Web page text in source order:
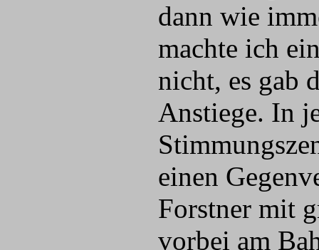
dann wie
machte ich
nicht, es gab
Anstiege. In
einen
Forstner mit
vorbei am